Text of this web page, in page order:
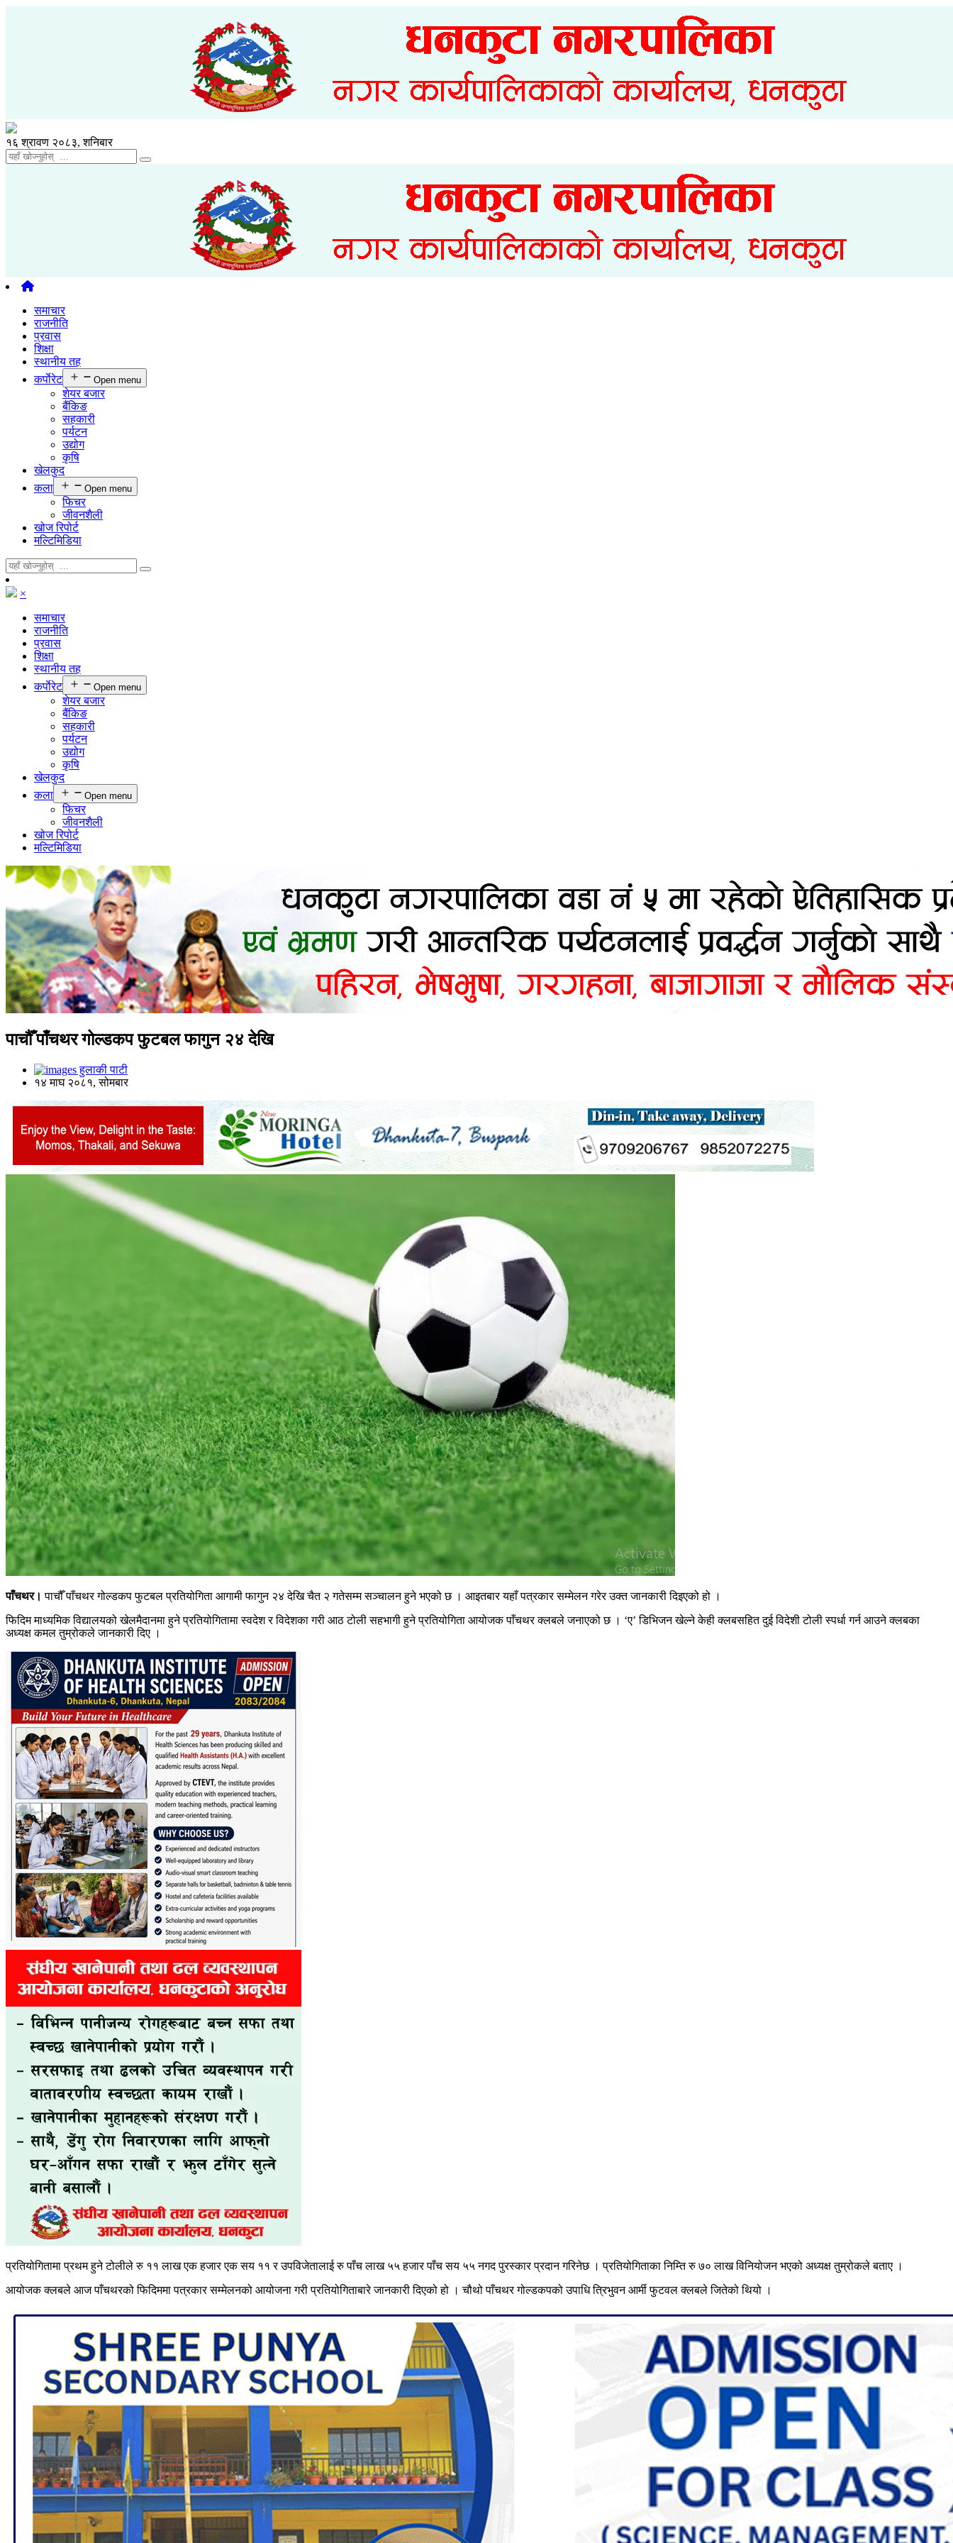
१६ श्रावण २०८३, शनिबार
समाचार
राजनीति
प्रवास
शिक्षा
स्थानीय तह
कर्पाेरेट
Open menu
शेयर बजार
बैंकिङ
सहकारी
पर्यटन
उद्योग
कृषि
खेलकुद
कला
Open menu
फिचर
जीवनशैली
खोज रिपोर्ट
मल्टिमिडिया
×
समाचार
राजनीति
प्रवास
शिक्षा
स्थानीय तह
कर्पाेरेट
Open menu
शेयर बजार
बैंकिङ
सहकारी
पर्यटन
उद्योग
कृषि
खेलकुद
कला
Open menu
फिचर
जीवनशैली
खोज रिपोर्ट
मल्टिमिडिया
पाचौँ पाँचथर गोल्डकप फुटबल फागुन २४ देखि
हुलाकी पाटी
१४ माघ २०८१, सोमबार
पाँचथर। पाचौँ पाँचथर गोल्डकप फुटबल प्रतियोगिता आगामी फागुन २४ देखि चैत २ गतेसम्म सञ्चालन हुने भएको छ । आइतबार यहाँ पत्रकार सम्मेलन गरेर उक्त जानकारी दिइएको हो ।
फिदिम माध्यमिक विद्यालयको खेलमैदानमा हुने प्रतियोगितामा स्वदेश र विदेशका गरी आठ टोली सहभागी हुने प्रतियोगिता आयोजक पाँचथर क्लबले जनाएको छ । ‘ए’ डिभिजन खेल्ने केही क्लबसहित दुई विदेशी टोली स्पर्धा गर्न आउने क्लबका
अध्यक्ष कमल तुम्रोकले जानकारी दिए ।
प्रतियोगितामा प्रथम हुने टोलीले रु ११ लाख एक हजार एक सय ११ र उपविजेतालाई रु पाँच लाख ५५ हजार पाँच सय ५५ नगद पुरस्कार प्रदान गरिनेछ । प्रतियोगिताका निम्ति रु ७० लाख विनियोजन भएको अध्यक्ष तुम्रोकले बताए ।
आयोजक क्लबले आज पाँचथरको फिदिममा पत्रकार सम्मेलनको आयोजना गरी प्रतियोगिताबारे जानकारी दिएको हो । चौथो पाँचथर गोल्डकपको उपाधि त्रिभुवन आर्मी फुटवल क्लबले जितेको थियो ।